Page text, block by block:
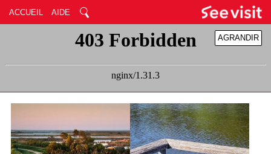
ACCUEIL AIDE
RÉDUIRE
AGRANDIR